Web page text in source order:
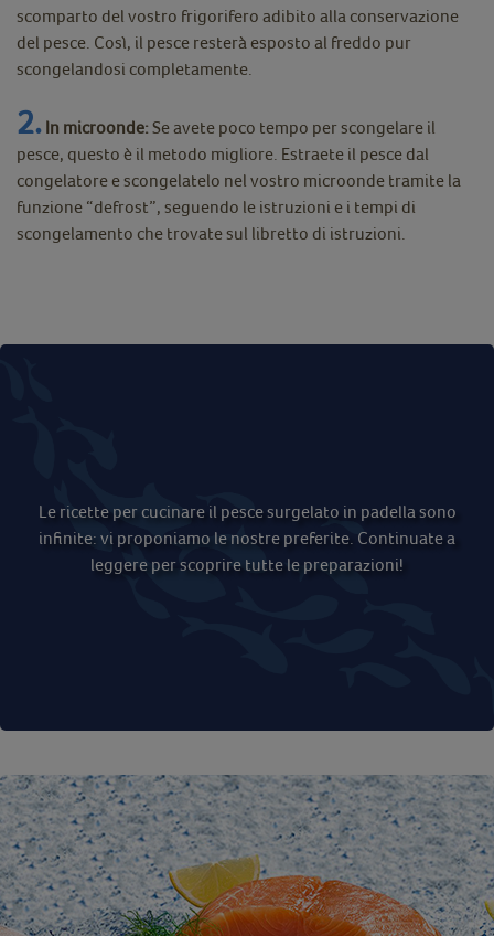
scomparto del vostro frigorifero adibito alla conservazione
del pesce. Così, il pesce resterà esposto al freddo pur
scongelandosi completamente.
2. In microonde: Se avete poco tempo per scongelare il
pesce, questo è il metodo migliore. Estraete il pesce dal
congelatore e scongelatelo nel vostro microonde tramite la
funzione “defrost”, seguendo le istruzioni e i tempi di
scongelamento che trovate sul libretto di istruzioni.
Le ricette per cucinare il pesce surgelato in padella sono
infinite: vi proponiamo le nostre preferite. Continuate a
leggere per scoprire tutte le preparazioni!